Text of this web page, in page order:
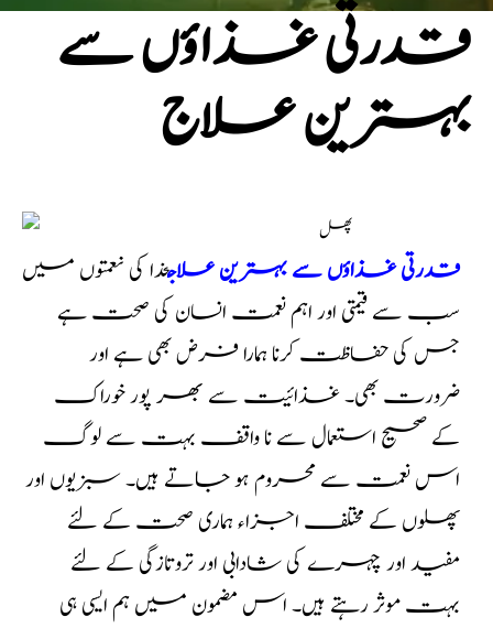
قدرتی غذاؤں سے
بہترین علاج
قدرتی غذاؤں سے بہترین علاجخدا کی نعمتوں میں
سب سے قیمتی اور اہم نعمت انسان کی صحت ہے
جس کی حفاظت کرنا ہمارا فرض بھی ہے اور
ضرورت بھی۔ غذائیت سے بھر پور خوراک
کے صحیح استعمال سے نا واقف بہت سے لوگ
اس نعمت سے محروم ہو جاتے ہیں۔ سبزیوں اور
پھلوں کے مختلف اجزاء ہماری صحت کے لئے
مفید اور چہرے کی شادابی اور تروتازگی کے لئے
بہت موثر رہتے ہیں۔ اس مضمون میں ہم ایسی ہی